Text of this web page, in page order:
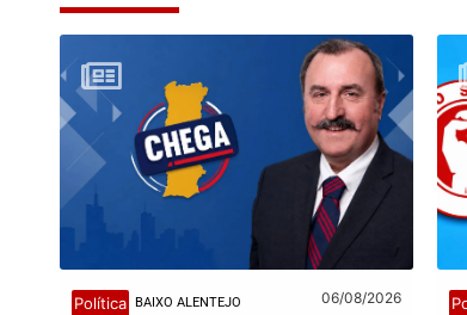
Política BAIXO ALENTEJO 06/08/2026